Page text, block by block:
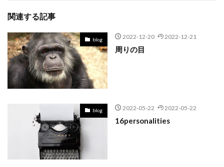
関連する記事
blog 2022-12-20 2022-12-21
周りの目
blog 2022-05-22 2022-05-22
16personalities